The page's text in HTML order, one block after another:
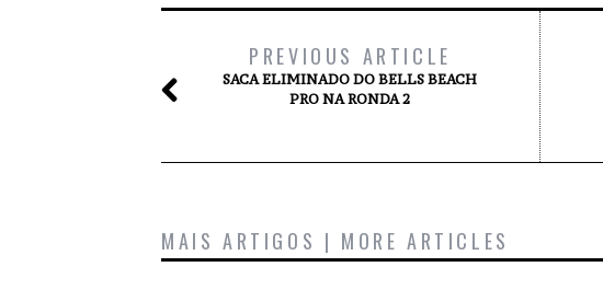
PREVIOUS ARTICLE
SACA ELIMINADO DO BELLS BEACH
PRO NA RONDA 2
MAIS ARTIGOS | MORE ARTICLES